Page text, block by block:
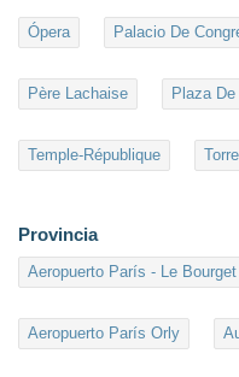
Ópera Palacio De
Père Lachaise Plaza
Temple-République
Provincia
Aeropuerto París - Le Bourget
Aeropuerto París Orly